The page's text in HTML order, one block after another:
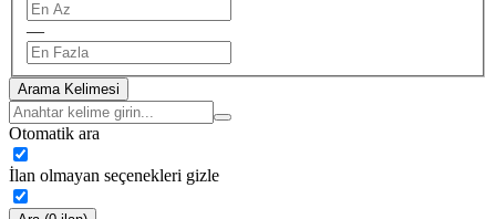
—
Arama Kelimesi
Otomatik ara
İlan olmayan seçenekleri gizle